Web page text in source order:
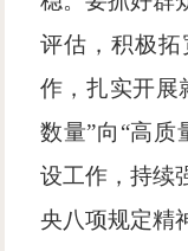
评估，积极
作，扎实开展
数量”向“高质
设工作，持续
央八项规定精